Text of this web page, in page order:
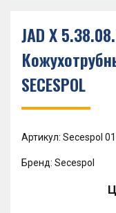
JAD X
SECESPOL
Артикул: Secespol
Бренд: Secespol